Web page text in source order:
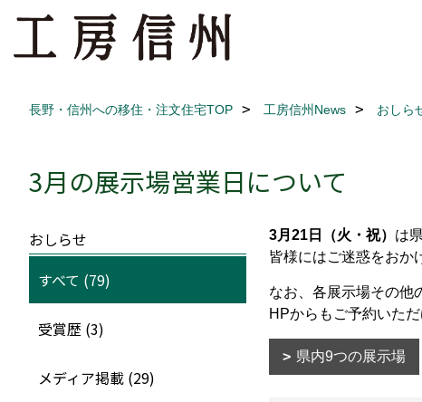
長野・信州への移住・注文住宅TOP 工房信州News おしら
3月の展示場営業日について
3月21日（火・祝） は
皆様にはご迷惑をおか
なお、各展示場その他
HPからもご予約いた
県内9つの展示場
おしらせ
すべて (79)
受賞歴 (3)
メディア掲載 (29)